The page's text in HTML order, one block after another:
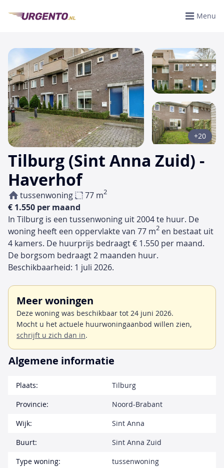
Menu
Tilburg (Sint Anna Zuid) -
Haverhof
tussenwoning 77 m2
€ 1.550 per maand
+20
In Tilburg is een tussenwoning uit 2004 te huur. De
woning heeft een oppervlakte van 77 m2 en bestaat uit
4 kamers. De huurprijs bedraagt € 1.550 per maand.
De borgsom bedraagt 2 maanden huur.
Beschikbaarheid: 1 juli 2026.
Meer woningen
Deze woning was beschikbaar tot 24 juni 2026.
Mocht u het actuele huurwoningaanbod willen zien,
schrijft u zich dan in.
Algemene informatie
Plaats:
Tilburg
Provincie:
Noord-Brabant
Wijk:
Sint Anna
Buurt:
Sint Anna Zuid
Type woning:
tussenwoning